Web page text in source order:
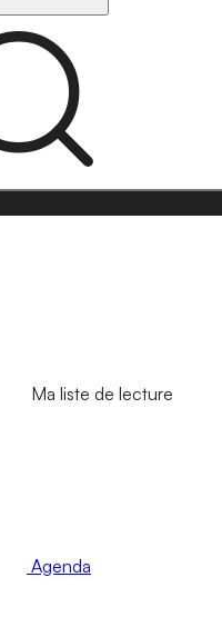
Ma liste de lecture
Agenda